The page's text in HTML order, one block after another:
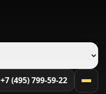
+7 (495) 799-59-22